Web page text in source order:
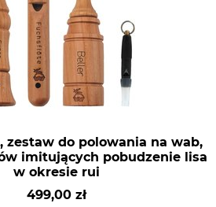
zestaw do polowania na wab,
imitujących pobudzenie lisa
w okresie rui
499,00 zł